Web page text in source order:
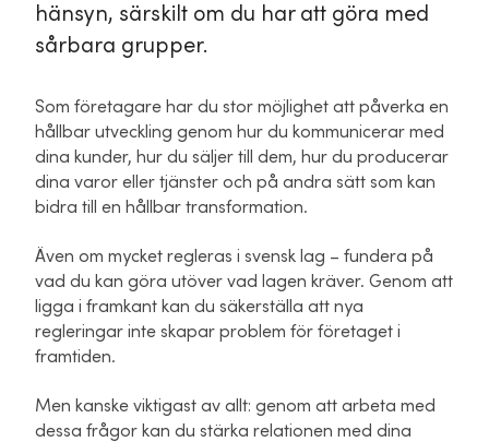
hänsyn, särskilt om du har att göra med
sårbara grupper.
Som företagare har du stor möjlighet att påverka en
hållbar utveckling genom hur du kommunicerar med
dina kunder, hur du säljer till dem, hur du producerar
dina varor eller tjänster och på andra sätt som kan
bidra till en hållbar transformation.
Även om mycket regleras i svensk lag – fundera på
vad du kan göra utöver vad lagen kräver. Genom att
ligga i framkant kan du säkerställa att nya
regleringar inte skapar problem för företaget i
framtiden.
Men kanske viktigast av allt: genom att arbeta med
dessa frågor kan du stärka relationen med dina